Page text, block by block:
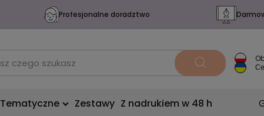
Profesjonalne doradztwo
Tematyczne Zestawy Z nadrukiem w 48 h